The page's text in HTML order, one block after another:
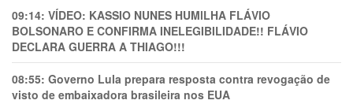
09:14: VÍDEO: KASSIO NUNES HUMlLHA FLÁVIO
BOLSONARO E CONFIRMA INELEGIBILIDADE!! FLÁVIO
DECLARA GUERRA A THIAGO!!!
08:55: Governo Lula prepara resposta contra revogação de
visto de embaixadora brasileira nos EUA